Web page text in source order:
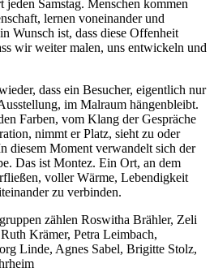
jeden Samstag. Menschen kommen
lernen voneinander und
Wunsch ist, dass diese Offenheit
wir weiter malen, uns entwickeln und
dass ein Besucher, eigentlich nur
im Malraum hängenbleibt.
Farben, vom Klang der Gespräche
nimmt er Platz, sieht zu oder
diesem Moment verwandelt sich der
Das ist Montez. Ein Ort, an dem
voller Wärme, Lebendigkeit
zu verbinden.
zählen Roswitha Brähler, Zeli
Krämer, Petra Leimbach,
Linde, Agnes Sabel, Brigitte Stolz,